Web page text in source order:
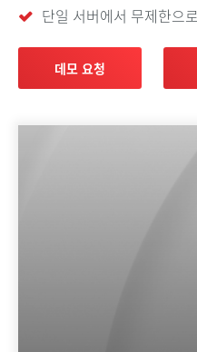
단일 서버에서 무제한으
데모 요청